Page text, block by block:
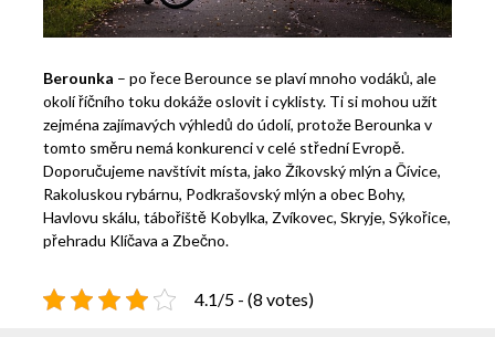
Berounka – po řece Berounce se plaví mnoho vodáků, ale
okolí říčního toku dokáže oslovit i cyklisty. Ti si mohou užít
zejména zajímavých výhledů do údolí, protože Berounka v
tomto směru nemá konkurenci v celé střední Evropě.
Doporučujeme navštívit místa, jako Žíkovský mlýn a Čívice,
Rakoluskou rybárnu, Podkrašovský mlýn a obec Bohy,
Havlovu skálu, tábořiště Kobylka, Zvíkovec, Skryje, Sýkořice,
přehradu Klíčava a Zbečno.
4.1/5 - (8 votes)